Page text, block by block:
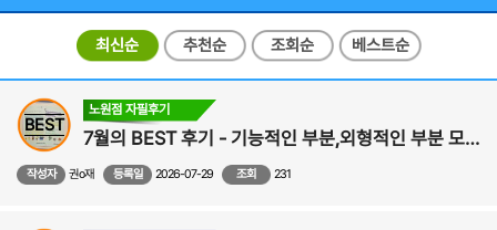
최신순 추천순 조회순 베스트순
BEST
노원점 자필후기
7월의 BEST 후기 - 기능적인 부분,외형적인 부분 모두 만족스러워요! - 비중격,비염,비밸브,코성형 후기
작성자 권o재 등록일 2026-07-29 조회 231